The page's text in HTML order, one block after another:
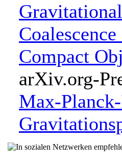
Compact
arXiv.org-
Max-